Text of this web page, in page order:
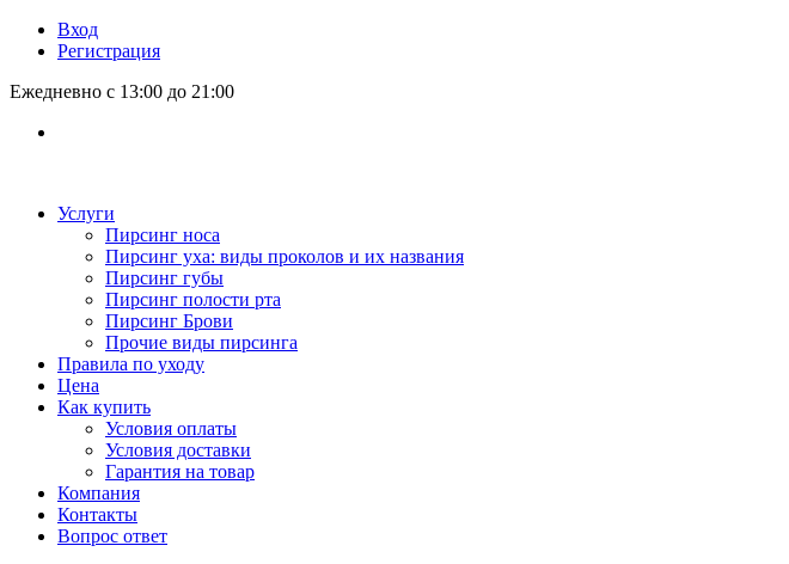
Вход
Регистрация
Ежедневно с 13:00 до 21:00
Услуги
Пирсинг носа
Пирсинг уха: виды проколов и их названия
Пирсинг губы
Пирсинг полости рта
Пирсинг Брови
Прочие виды пирсинга
Правила по уходу
Цена
Как купить
Условия оплаты
Условия доставки
Гарантия на товар
Компания
Контакты
Вопрос ответ